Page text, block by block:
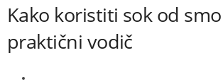
Kako koristiti sok od
praktični vodič